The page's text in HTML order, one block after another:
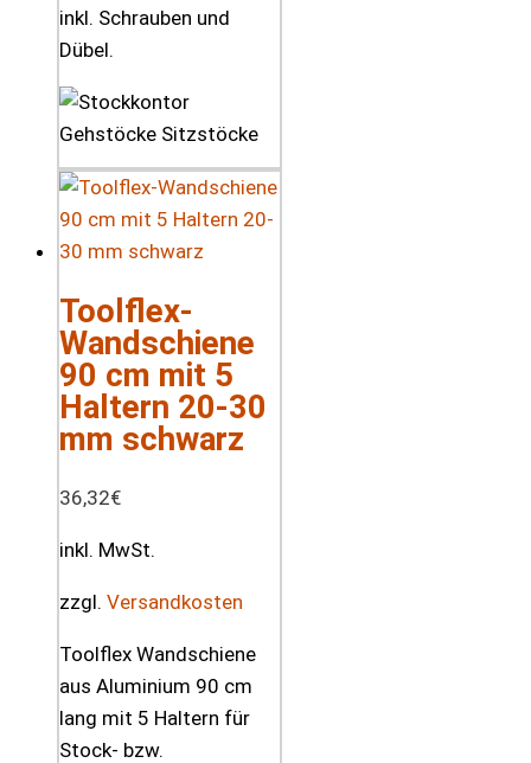
inkl. Schrauben und
Dübel.
Toolflex-
Wandschiene
90 cm mit 5
Haltern 20-30
mm schwarz
36,32€
inkl. MwSt.
zzgl. Versandkosten
Toolflex Wandschiene
aus Aluminium 90 cm
lang mit 5 Haltern für
Stock- bzw.